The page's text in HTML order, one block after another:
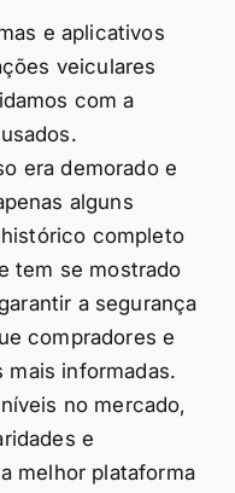
e aplicativos
veiculares
com a
era demorado e
alguns
completo
tem se mostrado
a segurança
compradores e
informadas.
no mercado,
e
melhor plataforma